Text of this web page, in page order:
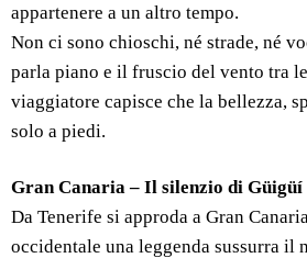
appartenere a un altro tempo.
Non ci sono chioschi, né strade, né
parla piano e il fruscio del vento tra
viaggiatore capisce che la bellezza,
solo a piedi.
Gran Canaria – Il silenzio di Güigüí
Da Tenerife si approda a Gran
occidentale una leggenda sussurra il